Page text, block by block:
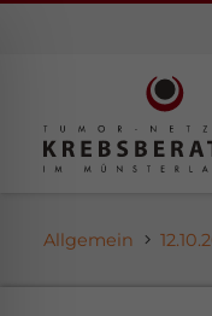
Allgemein